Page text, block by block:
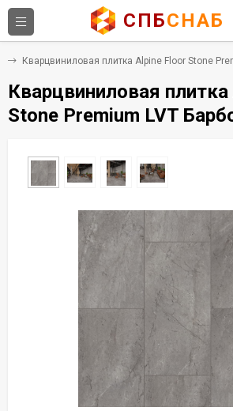
СПБСНАБ
Кварцвиниловая плитка Alpine Floor Stone
Кварцвиниловая
Stone Premium LVT